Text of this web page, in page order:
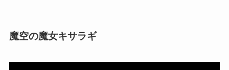
魔空の魔女キサラギ